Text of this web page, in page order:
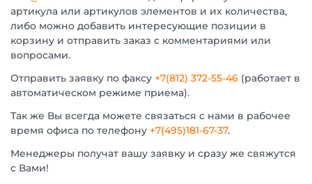
артикула или артикулов элементов и их количества,
либо можно добавить интересующие позиции в
корзину и отправить заказ с комментариями или
вопросами.
Отправить заявку по факсу +7(812) 372-55-46 (работает в
автоматическом режиме приема).
Так же Вы всегда можете связаться с нами в рабочее
время офиса по телефону +7(495)181-67-37.
Менеджеры получат вашу заявку и сразу же свяжутся
с Вами!